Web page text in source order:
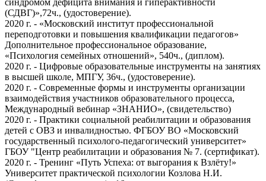
синдромом дефицита внимания и гиперактивности
(СДВГ)»,72ч., (удостоверение).
2020 г. - «Московский институт профессиональной
переподготовки и повышения квалификации педагогов»
Дополнительное профессиональное образование,
«Психология семейных отношений», 540ч., (диплом).
2020 г. - Цифровые образовательные инструменты на занятиях
в высшей школе, МПГУ, 36ч., (удостоверение).
2020 г. - Современные формы и инструменты организации
взаимодействия участников образовательного процесса,
Международный вебинар «ЗНАНИО», (свидетельство)
2020 г. - Практики социальной реабилитации и образования
детей с ОВЗ и инвалидностью. ФГБОУ ВО «Московский
государственный психолого-педагогический университет»
ГБОУ "Центр реабилитации и образования № 7. (сертификат).
2020 г. - Тренинг «Путь Успеха: от выгорания к Взлёту!»
Университет практической психологии Козлова Н.И.